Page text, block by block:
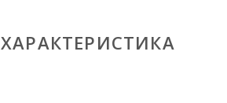
ХАРАКТЕРИСТИКА